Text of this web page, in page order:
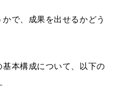
で、成果を出せるかどう
本構成について、以下の